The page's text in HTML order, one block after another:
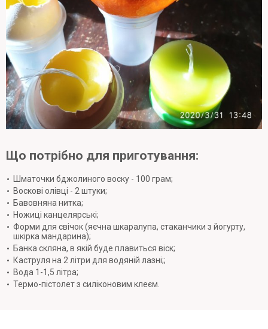
Що потрібно для приготування:
Шматочки бджолиного воску - 100 грам;
Воскові олівці - 2 штуки;
Бавовняна нитка;
Ножиці канцелярські;
Форми для свічок (яєчна шкаралупа, стаканчики з йогурту,
шкірка мандарина);
Банка скляна, в якій буде плавиться віск;
Каструля на 2 літри для водяній лазні;;
Вода 1-1,5 літра;
Термо-пістолет з силіконовим клеєм.